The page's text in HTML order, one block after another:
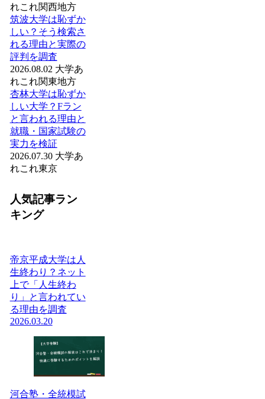
れこれ関西地方
筑波大学は恥ずか
しい？そう検索さ
れる理由と実際の
評判を調査
2026.08.02 大学あ
れこれ関東地方
杏林大学は恥ずか
しい大学？Fラン
と言われる理由と
就職・国家試験の
実力を検証
2026.07.30 大学あ
れこれ東京
人気記事ラン
キング
帝京平成大学は人
生終わり？ネット
上で「人生終わ
り」と言われてい
る理由を調査
2026.03.20
河合塾・全統模試